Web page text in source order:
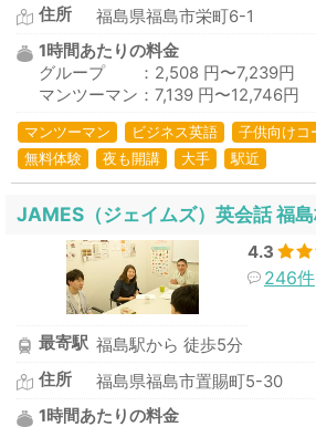
住所
福島県福島市栄町6-1
1時間あたりの料金
グループ ：2,508 円〜7,239円
マンツーマン：7,139 円〜12,746円
マンツーマン ビジネス英語 子供向けコ
無料体験
夜も開講 大手 駅近
JAMES（ジェイムズ）英会話 福
4.3
246件
最寄駅 福島駅から 徒歩5分
住所
福島県福島市置賜町5-30
1時間あたりの料金